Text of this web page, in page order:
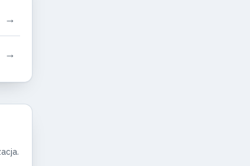
→
→